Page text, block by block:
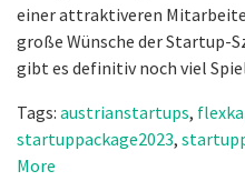
einer attraktiveren
große Wünsche der Startup-
gibt es definitiv noch viel
Tags: austrianstartups,
startuppackage2023,
More